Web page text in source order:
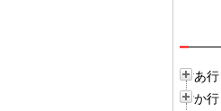
あ行
か行